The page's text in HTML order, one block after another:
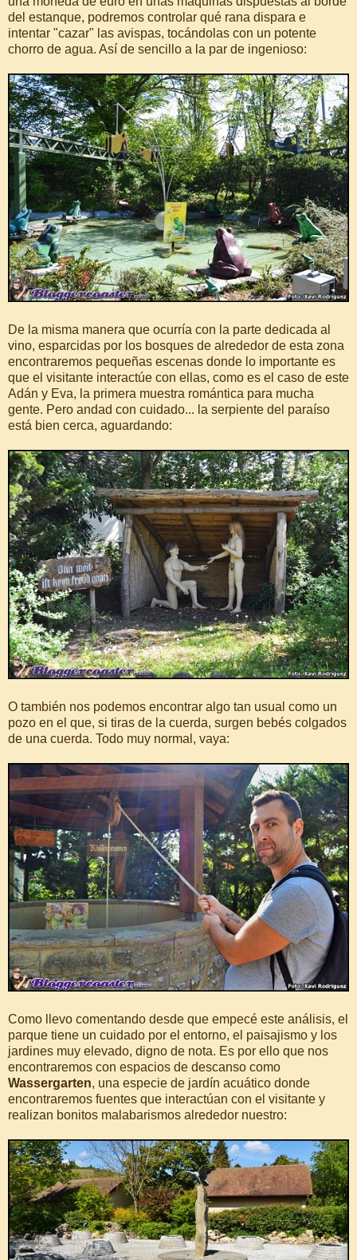
del estanque, podremos controlar qué rana dispara e
intentar "cazar" las avispas, tocándolas con un potente
chorro de agua. Así de sencillo a la par de ingenioso:
De la misma manera que ocurría con la parte dedicada al
vino, esparcidas por los bosques de alrededor de esta zona
encontraremos pequeñas escenas donde lo importante es
que el visitante interactúe con ellas, como es el caso de este
Adán y Eva, la primera muestra romántica para mucha
gente. Pero andad con cuidado... la serpiente del paraíso
está bien cerca, aguardando:
O también nos podemos encontrar algo tan usual como un
pozo en el que, si tiras de la cuerda, surgen bebés colgados
de una cuerda. Todo muy normal, vaya:
Como llevo comentando desde que empecé este análisis, el
parque tiene un cuidado por el entorno, el paisajismo y los
jardines muy elevado, digno de nota. Es por ello que nos
encontraremos con espacios de descanso como
Wassergarten, una especie de jardín acuático donde
encontraremos fuentes que interactúan con el visitante y
realizan bonitos malabarismos alrededor nuestro: